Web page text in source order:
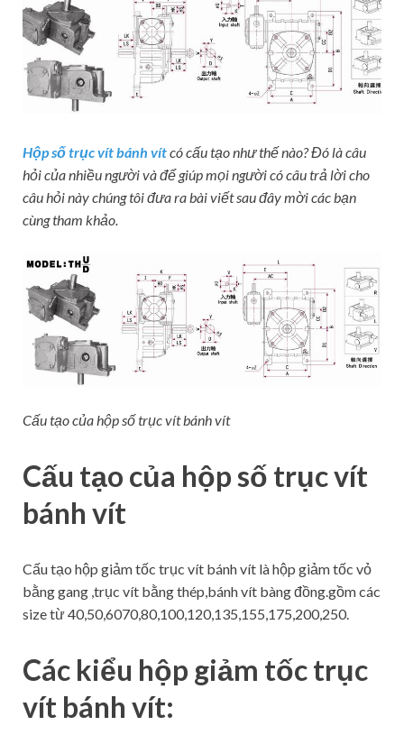
Hộp số trục vít bánh vítcó cấu tạo như thế nào? Đó là câu
hỏi của nhiều người và để giúp mọi người có câu trả lời cho
câu hỏi này chúng tôi đưa ra bài viết sau đây mời các bạn
cùng tham khảo.
Cấu tạo của hộp số trục vít bánh vít
Cấu tạo của hộp số trục vít
bánh vít
Cấu tạo hộp giảm tốc trục vít bánh vít là hộp giảm tốc vỏ
bằng gang ,trục vít bằng thép,bánh vít bàng đồng.gồm các
size từ 40,50,6070,80,100,120,135,155,175,200,250.
Các kiểu hộp giảm tốc trục
vít bánh vít: